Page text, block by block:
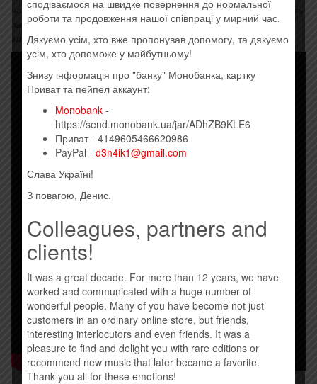
час існування». , і зробив висновок, що «Rock Believer служить
заспокійливим нагадуванням про те, що Scorpions все ще
здатні генерувати привабливі рок-гімни у свої останні роки».
сподіваємося на швидке повернення до нормальної
роботи та продовження нашої співпраці у мирний час.
Дякуємо усім, хто вже пропонував допомогу, та дякуємо
усім, хто допоможе у майбутньому!
Знизу інформація про "банку" Монобанка, картку
Приват та пейпел аккаунт:
Monobank -
https://send.monobank.ua/jar/ADhZB9KLE6
Приват - 4149605466620986
PayPal - d3n4ik1@gmail.com
Слава Україні!
З повагою, Денис.
Colleagues, partners and
clients!
It was a great decade. For more than 12 years, we have
worked and communicated with a huge number of
wonderful people. Many of you have become not just
customers in an ordinary online store, but friends,
interesting interlocutors and even friends. It was a
pleasure to find and delight you with rare editions or
recommend new music that later became a favorite.
Thank you all for these emotions!